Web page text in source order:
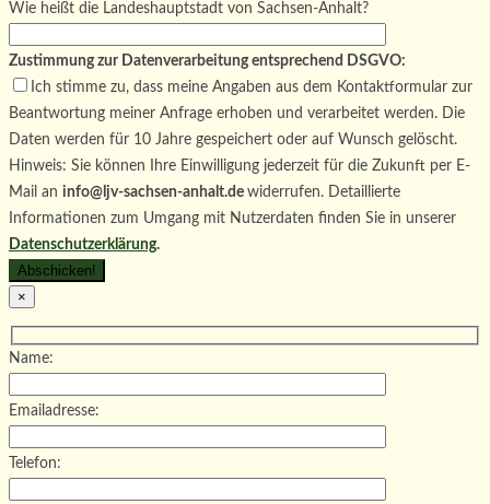
Wie heißt die Landeshauptstadt von Sachsen-Anhalt?
Zustimmung zur Datenverarbeitung entsprechend DSGVO:
Ich stimme zu, dass meine Angaben aus dem Kontaktformular zur
Beantwortung meiner Anfrage erhoben und verarbeitet werden. Die
Daten werden für 10 Jahre gespeichert oder auf Wunsch gelöscht.
Hinweis: Sie können Ihre Einwilligung jederzeit für die Zukunft per E-
Mail an info@ljv-sachsen-anhalt.de widerrufen. Detaillierte
Informationen zum Umgang mit Nutzerdaten finden Sie in unserer
Datenschutzerklärung.
×
Name:
Emailadresse:
Telefon: